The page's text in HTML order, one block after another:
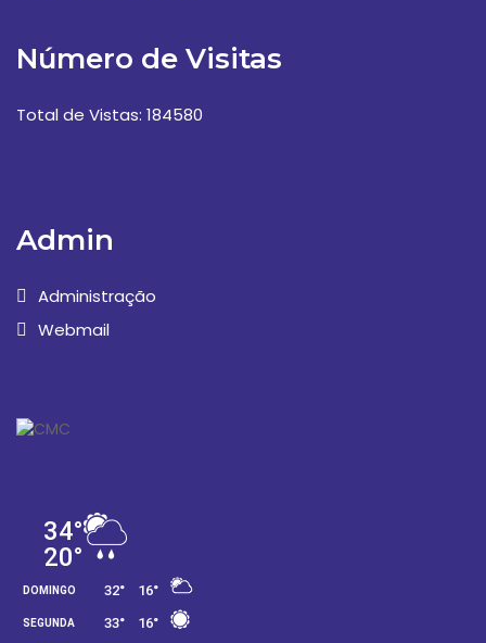
Número de Visitas
Total de Vistas: 184580
Admin
Administração
Webmail